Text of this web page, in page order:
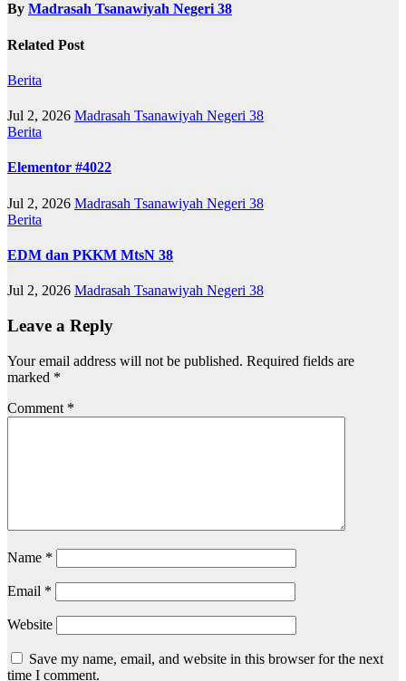
By Madrasah Tsanawiyah Negeri 38
Related Post
Berita
Jul 2, 2026 Madrasah Tsanawiyah Negeri 38
Berita
Elementor #4022
Jul 2, 2026 Madrasah Tsanawiyah Negeri 38
Berita
EDM dan PKKM MtsN 38
Jul 2, 2026 Madrasah Tsanawiyah Negeri 38
Leave a Reply
Your email address will not be published. Required fields are
marked *
Comment *
Name *
Email *
Website
Save my name, email, and website in this browser for the next
time I comment.